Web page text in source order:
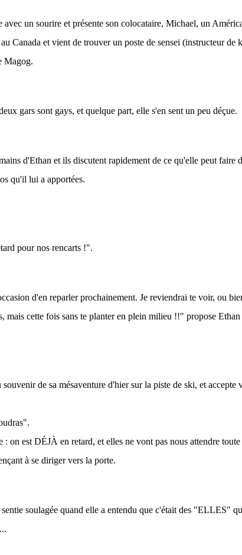
avec un sourire et présente son colocataire, Michael, un
Canada et vient de trouver un poste de sensei (instructeur de
Magog.
gars sont gays, et quelque part, elle s'en sent un peu déçue.
d'Ethan et ils discutent rapidement de ce qu'elle peut faire
qu'il lui a apportées.
pour nos rencarts !".
d'en reparler prochainement. Je reviendrai te voir, ou
mais cette fois sans te planter en plein milieu !!" propose
de sa mésaventure d'hier sur la piste de ski, et accepte
: on est DÉJÀ en retard, et elles ne vont pas nous attendre
à se diriger vers la porte.
soulagée quand elle a entendu que c'était des "ELLES"